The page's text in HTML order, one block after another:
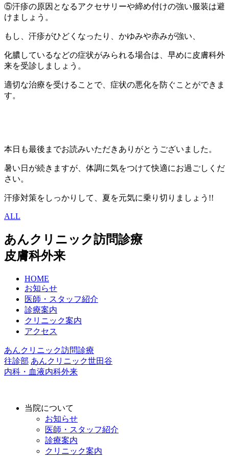
⑤汗疹の原因となるアクセサリーや締め付けの強い服装は避
けましょう。
もし、汗疹がひどくなったり、かゆみや赤みが強い、
化膿しているなどの症状がみられる場合は、早めに皮膚科外
来を受診しましょう。
適切な治療を受けることで、症状の悪化を防ぐことができま
す。
本日も最後までお読みいただきありがとうございました。
暑い日が続きますが、体調に気をつけて快適にお過ごしくだ
さい。
汗疹対策をしっかりして、夏を元気に乗り切りましょう!!
ALL
あんクリニック訪問診療
皮膚科外来
HOME
お知らせ
医師・スタッフ紹介
診療案内
クリニック案内
アクセス
あんクリニック訪問診療
往診部 あんクリニック世田谷
内科・血液内科外来
当院について
お知らせ
医師・スタッフ紹介
診療案内
クリニック案内